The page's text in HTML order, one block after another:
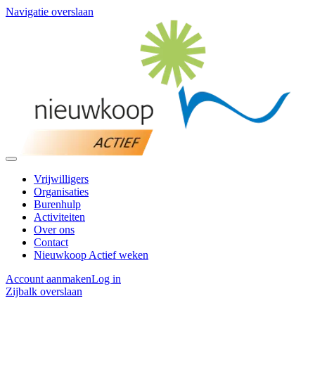
Navigatie overslaan
Vrijwilligers
Organisaties
Burenhulp
Activiteiten
Over ons
Contact
Nieuwkoop Actief weken
Account aanmakenLog in
Zijbalk overslaan